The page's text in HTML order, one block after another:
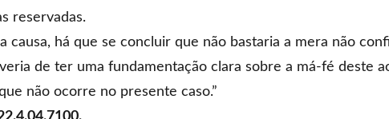
reservadas.
causa, há que se concluir que não bastaria a mera não
de ter uma fundamentação clara sobre a má-fé deste
não ocorre no presente caso.”